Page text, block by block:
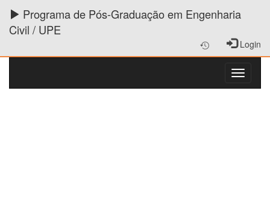
Programa de Pós-Graduação em Engenharia
Civil / UPE
Login